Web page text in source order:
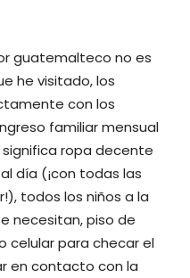
guatemalteco no es
he visitado, los
con los
familiar mensual
ropa decente
día (¡con todas las
todos los niños a la
necesitan, piso de
celular para checar el
en contacto con la